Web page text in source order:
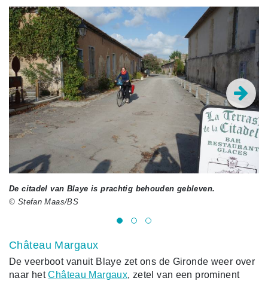
De citadel van Blaye is prachtig behouden gebleven.
© Stefan Maas/BS
Château Margaux
De veerboot vanuit Blaye zet ons de Gironde weer over
naar hetChâteau Margaux, zetel van een prominent